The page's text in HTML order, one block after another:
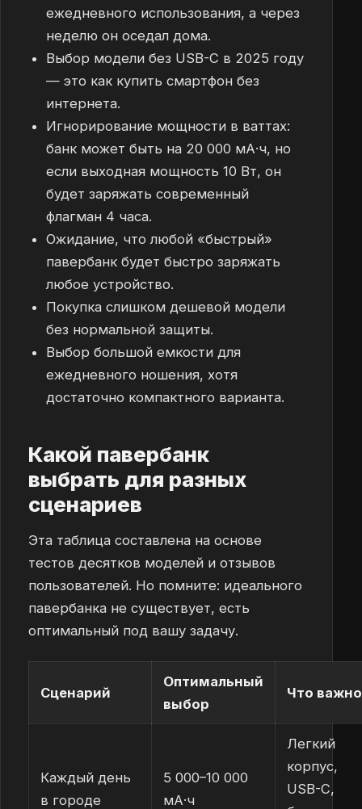
ежедневного использования, а через
неделю он оседал дома.
Выбор модели без USB-C в 2025 году
— это как купить смартфон без
интернета.
Игнорирование мощности в ваттах:
банк может быть на 20 000 мА·ч, но
если выходная мощность 10 Вт, он
будет заряжать современный
флагман 4 часа.
Ожидание, что любой «быстрый»
павербанк будет быстро заряжать
любое устройство.
Покупка слишком дешевой модели
без нормальной защиты.
Выбор большой емкости для
ежедневного ношения, хотя
достаточно компактного варианта.
Какой павербанк
выбрать для разных
сценариев
Эта таблица составлена на основе
тестов десятков моделей и отзывов
пользователей. Но помните: идеального
павербанка не существует, есть
оптимальный под вашу задачу.
Сценарий
Оптимальный
выбор
Что важно
Каждый день
в городе
5 000–10 000
мА·ч
Легкий
корпус,
USB-C,